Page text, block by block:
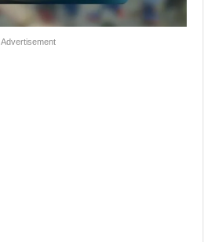
Advertisement